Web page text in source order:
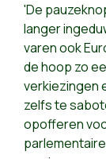
'De
langer
varen ook
de hoop zo
verkiezingen
zelfs te
opofferen